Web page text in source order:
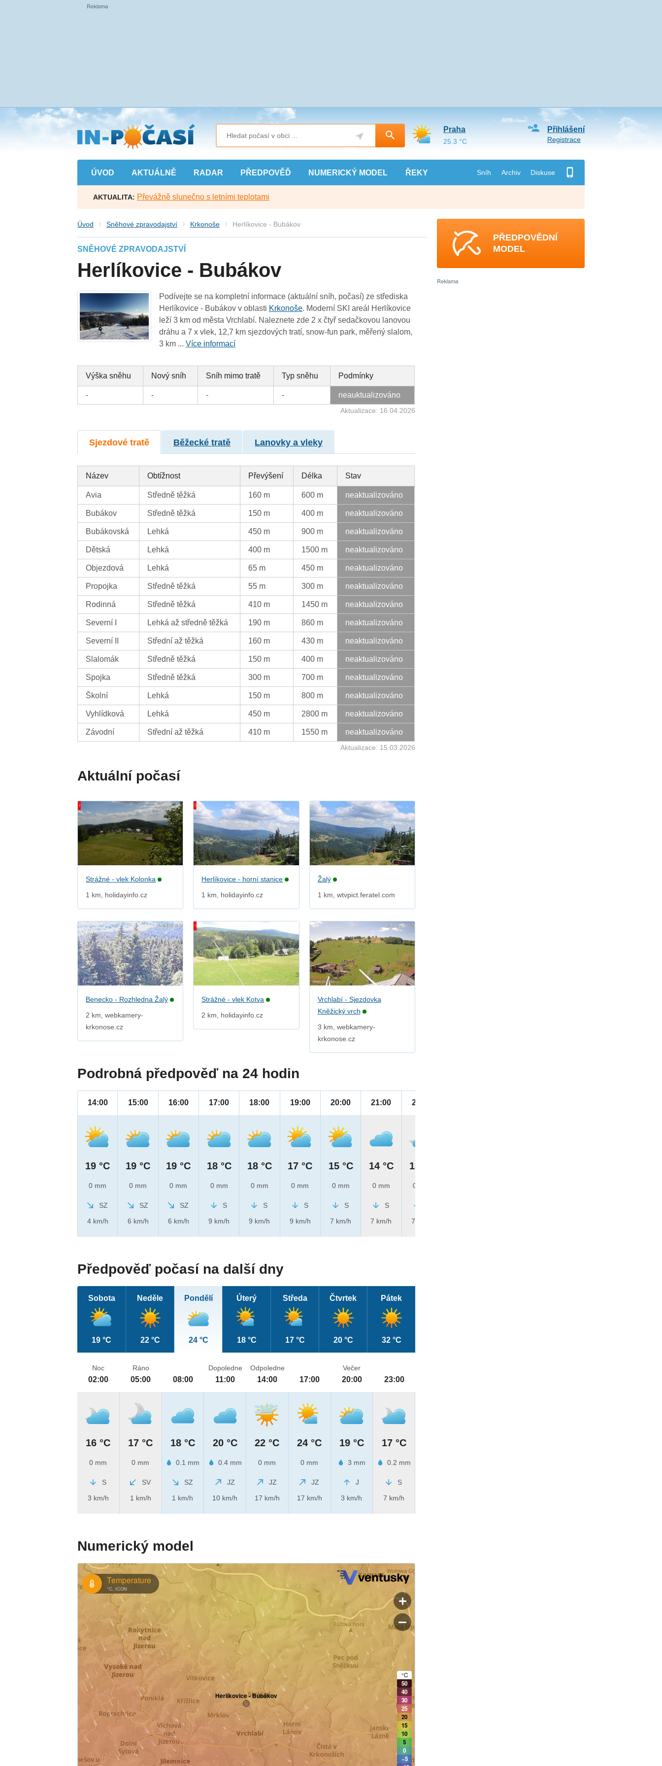
Přejít
na
hlavní
obsah
ÚVOD AKTUÁLNĚ RADAR PŘEDPOVĚĎ NUMERICKÝ MODEL ŘEKY Sníh Archiv Diskuse
Přihlášení
Registrace
Praha
25.3 °C
AKTUALITA: Převážně slunečno s letními teplotami
Úvod Sněhové zpravodajství Krkonoše Herlíkovice - Bubákov
SNĚHOVÉ ZPRAVODAJSTVÍ
Herlíkovice - Bubákov
Podívejte se na kompletní informace (aktuální sníh, počasí) ze střediska
Herlíkovice - Bubákov v oblasti Krkonoše. Moderní SKI areál Herlíkovice
leží 3 km od města Vrchlabí. Naleznete zde 2 x čtyř sedačkovou lanovou
dráhu a 7 x vlek, 12,7 km sjezdových tratí, snow-fun park, měřený slalom,
3 km ...Více informací
Výška sněhu Nový sníh Sníh mimo tratě Typ sněhu Podmínky
- - - - neauktualizováno
Aktualizace: 16.04.2026
Sjezdové tratě Běžecké tratě Lanovky a vleky
Název Obtížnost Převýšení Délka Stav
Avia Středně těžká 160 m 600 m neaktualizováno
Bubákov Středně těžká 150 m 400 m neaktualizováno
Bubákovská Lehká 450 m 900 m neaktualizováno
Dětská Lehká 400 m 1500 m neaktualizováno
Objezdová Lehká 65 m 450 m neaktualizováno
Propojka Středně těžká 55 m 300 m neaktualizováno
Rodinná Středně těžká 410 m 1450 m neaktualizováno
Severní I Lehká až středně těžká 190 m 860 m neaktualizováno
Severní II Střední až těžká 160 m 430 m neaktualizováno
Slalomák Středně těžká 150 m 400 m neaktualizováno
Spojka Středně těžká 300 m 700 m neaktualizováno
Školní Lehká 150 m 800 m neaktualizováno
Vyhlídková Lehká 450 m 2800 m neaktualizováno
Závodní Střední až těžká 410 m 1550 m neaktualizováno
Aktualizace: 15.03.2026
Aktuální počasí
Strážné - vlek Kolonka
1 km, holidayinfo.cz
Herlíkovice - horní stanice
1 km, holidayinfo.cz
Žalý
1 km, wtvpict.feratel.com
Benecko - Rozhledna Žalý
2 km, webkamery-
krkonose.cz
Strážné - vlek Kotva
2 km, holidayinfo.cz
Vrchlabí - Sjezdovka
Kněžický vrch
3 km, webkamery-
krkonose.cz
Podrobná předpověď na 24 hodin
14:00
19 °C
0 mm
SZ
4 km/h
15:00
19 °C
0 mm
SZ
6 km/h
16:00
19 °C
0 mm
SZ
6 km/h
17:00
18 °C
0 mm
S
9 km/h
18:00
18 °C
0 mm
S
9 km/h
19:00
17 °C
0 mm
S
9 km/h
20:00
15 °C
0 mm
S
7 km/h
21:00
14 °C
0 mm
S
7 km/h
22:00
13 °C
0 mm
7 km/h
Předpověď počasí na další dny
Sobota
19 °C
Neděle
22 °C
Pondělí
24 °C
Úterý
18 °C
Středa
17 °C
Čtvrtek
20 °C
Pátek
32 °C
Noc
02:00
16 °C
0 mm
S
3 km/h
Ráno
05:00
17 °C
0 mm
SV
1 km/h
08:00
18 °C
0.1 mm
SZ
1 km/h
Dopoledne
11:00
20 °C
0.4 mm
JZ
10 km/h
Odpoledne
14:00
22 °C
0 mm
JZ
17 km/h
17:00
24 °C
0 mm
JZ
17 km/h
Večer
20:00
19 °C
3 mm
J
3 km/h
23:00
17 °C
0.2 mm
S
7 km/h
Numerický model
PŘEDPOVĚDNÍ
MODEL